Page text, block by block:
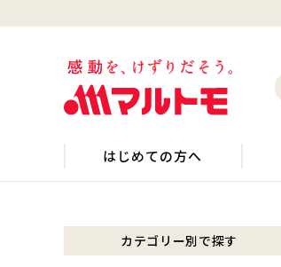
はじめての方へ
カテゴリー別で探す